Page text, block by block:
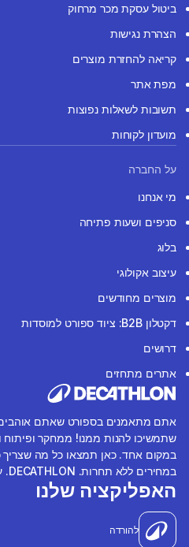
ביטול עסקת מכר מרחוק
הצהרת נגישות
קריאה להחזרת מוצרים
מפת אתר
תשובות לשאלות נפוצות
מועדון לקוחות
על החברה
מי אנחנו
סניפים ושעות פתיחה
בלוג
עיצוב אקולוגי
מוצרים מחודשים
דקטלון B2B: ציוד ספורט למוסדות
דרושים
אתרים מתחזים
אתם מתאמנים בספורט שאתם אוהבים,
שתמשיכו להנות ממנו! ממחקר ופיתוח
במקום אחד. כאן תמצאו כל מה שצריך
במחירים ללא תחרות. DECATHLON. עושים ספורט יחד!
האפליקציה שלנו
להורדה